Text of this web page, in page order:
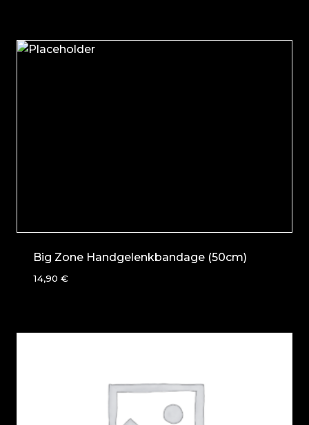
Big Zone Handgelenkbandage (50cm)
14,90 €